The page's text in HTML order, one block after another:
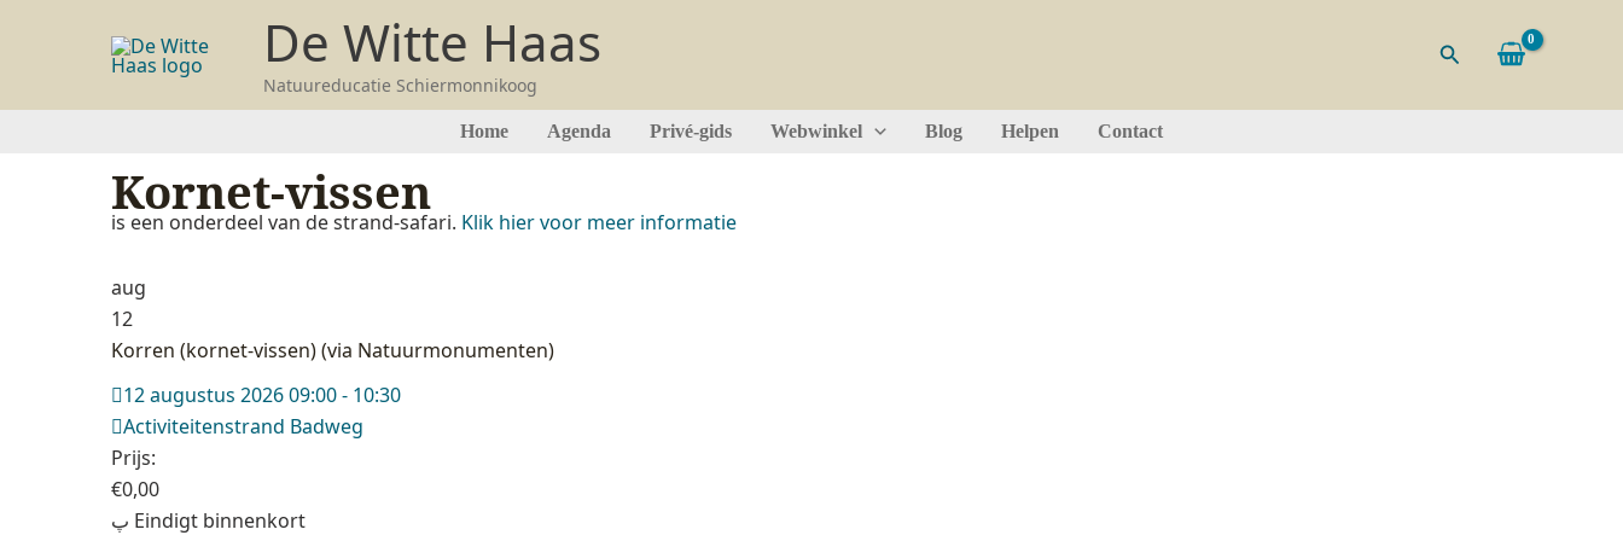
inhoud
De Witte Haas
Natuureducatie Schiermonnikoog
Zoeken
Home Agenda Privé-gids Webwinkel Blog Helpen Contact
Kornet-vissen
is een onderdeel van de strand-safari. Klik hier voor meer informatie
aug
12
Korren (kornet-vissen) (via Natuurmonumenten)
12 augustus 2026 09:00 - 10:30
Activiteitenstrand Badweg
Prijs:
€0,00
Eindigt binnenkort